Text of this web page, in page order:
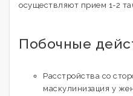
осуществляют прием 1-2
Побочные
Расстройства со
маскулинизация у